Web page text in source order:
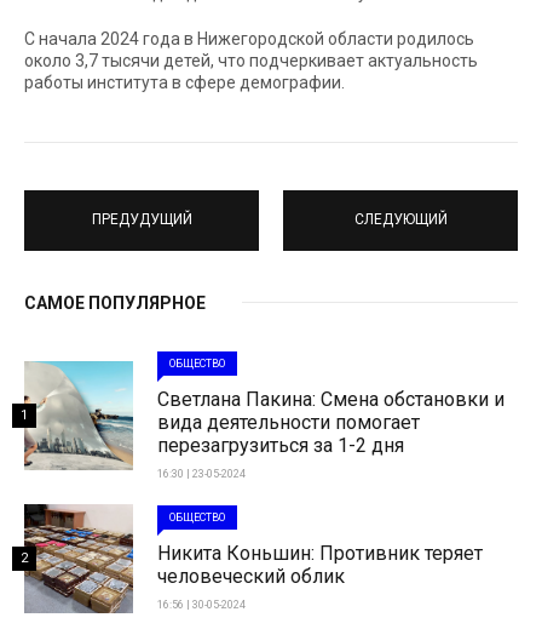
С начала 2024 года в Нижегородской области родилось
около 3,7 тысячи детей, что подчеркивает актуальность
работы института в сфере демографии.
ПРЕДУДУЩИЙ СЛЕДУЮЩИЙ
САМОЕ ПОПУЛЯРНОЕ
ОБЩЕСТВО
Светлана Пакина: Смена обстановки и
вида деятельности помогает
перезагрузиться за 1-2 дня
16:30 | 23-05-2024
1
ОБЩЕСТВО
Никита Коньшин: Противник теряет
человеческий облик
16:56 | 30-05-2024
2